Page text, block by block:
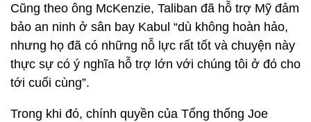
Cũng theo ông McKenzie, Taliban đã hỗ trợ Mỹ đảm
bảo an ninh ở sân bay Kabul “dù không hoàn hảo,
nhưng họ đã có những nỗ lực rất tốt và chuyện này
thực sự có ý nghĩa hỗ trợ lớn với chúng tôi ở đó cho
tới cuối cùng”.
Trong khi đó, chính quyền của Tổng thống Joe